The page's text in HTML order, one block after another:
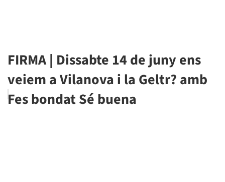
FIRMA | Dissabte 14 de juny ens
veiem a Vilanova i la Geltr? amb
Fes bondat Sé buena